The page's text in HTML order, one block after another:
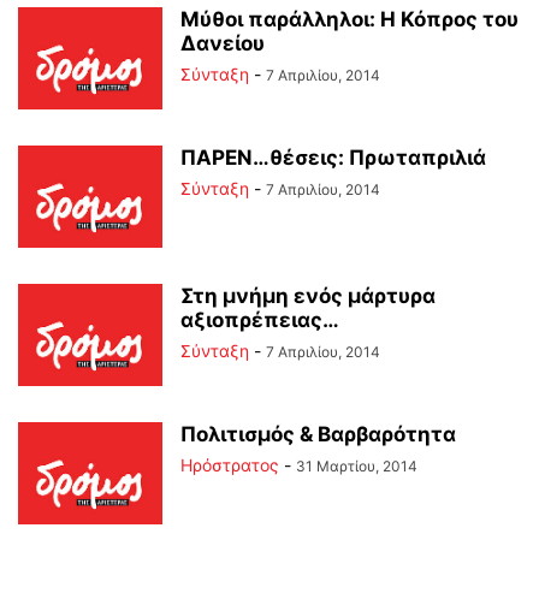
Μύθοι παράλληλοι: Η Κόπρος του
Δανείου
Σύνταξη - 7 Απριλίου, 2014
ΠΑΡΕΝ…θέσεις: Πρωταπριλιά
Σύνταξη - 7 Απριλίου, 2014
Στη μνήμη ενός μάρτυρα
αξιοπρέπειας…
Σύνταξη - 7 Απριλίου, 2014
Πολιτισμός & Βαρβαρότητα
Ηρόστρατος - 31 Μαρτίου, 2014